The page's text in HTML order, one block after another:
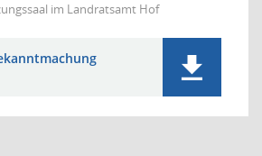
im Landratsamt Hof